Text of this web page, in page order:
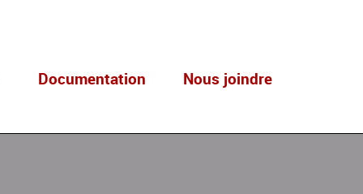
Documentation Nous joindre